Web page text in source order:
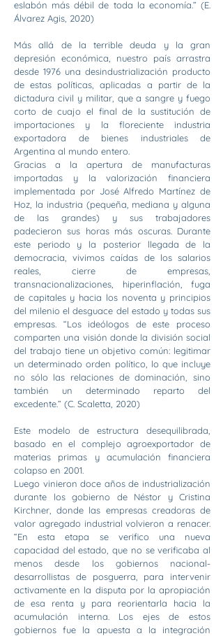
eslabón más débil de toda la economía.” (E.
Álvarez Agis, 2020)
Más allá de la terrible deuda y la gran
depresión económica, nuestro país arrastra
desde 1976 una desindustrialización producto
de estas políticas, aplicadas a partir de la
dictadura civil y militar, que a sangre y fuego
corto de cuajo el final de la sustitución de
importaciones y la floreciente industria
exportadora de bienes industriales de
Argentina al mundo entero.
Gracias a la apertura de manufacturas
importadas y la valorización financiera
implementada por José Alfredo Martínez de
Hoz, la industria (pequeña, mediana y alguna
de las grandes) y sus trabajadores
padecieron sus horas más oscuras. Durante
este periodo y la posterior llegada de la
democracia, vivimos caídas de los salarios
reales, cierre de empresas,
transnacionalizaciones, hiperinflación, fuga
de capitales y hacia los noventa y principios
del milenio el desguace del estado y todas sus
empresas. “Los ideólogos de este proceso
comparten una visión donde la división social
del trabajo tiene un objetivo común: legitimar
un determinado orden político, lo que incluye
no sólo las relaciones de dominación, sino
también un determinado reparto del
excedente.” (C. Scaletta, 2020)
Este modelo de estructura desequilibrada,
basado en el complejo agroexportador de
materias primas y acumulación financiera
colapso en 2001.
Luego vinieron doce años de industrialización
durante los gobierno de Néstor y Cristina
Kirchner, donde las empresas creadoras de
valor agregado industrial volvieron a renacer.
“En esta etapa se verifico una nueva
capacidad del estado, que no se verificaba al
menos desde los gobiernos nacional-
desarrollistas de posguerra, para intervenir
activamente en la disputa por la apropiación
de esa renta y para reorientarla hacia la
acumulación interna. Los ejes de estos
gobiernos fue la apuesta a la integración